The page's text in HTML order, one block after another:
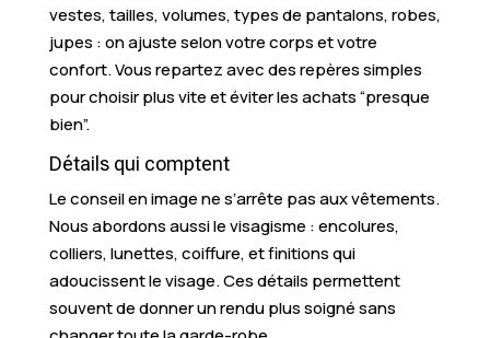
vestes, tailles, volumes, types de pantalons, robes,
jupes : on ajuste selon votre corps et votre
confort. Vous repartez avec des repères simples
pour choisir plus vite et éviter les achats “presque
bien”.
Détails qui comptent
Le conseil en image ne s’arrête pas aux vêtements.
Nous abordons aussi le visagisme : encolures,
colliers, lunettes, coiffure, et finitions qui
adoucissent le visage. Ces détails permettent
souvent de donner un rendu plus soigné sans